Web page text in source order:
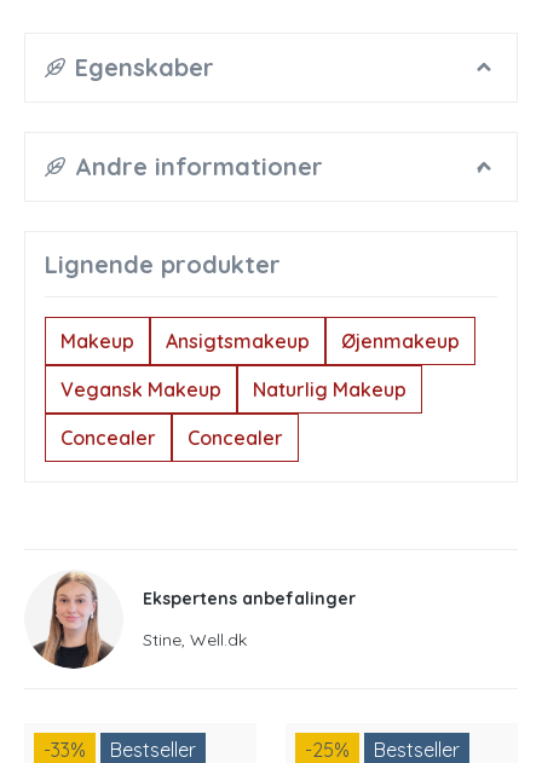
Egenskaber
Andre informationer
Lignende produkter
Makeup Ansigtsmakeup
Øjenmakeup
Vegansk Makeup
Naturlig Makeup
Concealer
Concealer
Ekspertens anbefalinger
Stine, Well.dk
-33% Bestseller -25% Bestseller